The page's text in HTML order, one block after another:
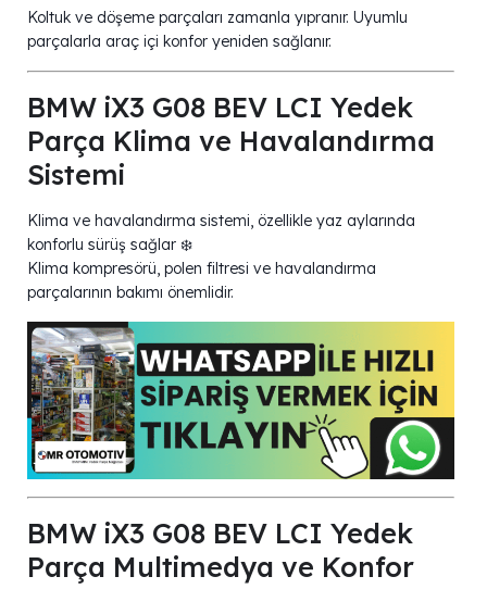
Koltuk ve döşeme parçaları zamanla yıpranır. Uyumlu
parçalarla araç içi konfor yeniden sağlanır.
BMW iX3 G08 BEV LCI Yedek
Parça Klima ve Havalandırma
Sistemi
Klima ve havalandırma sistemi, özellikle yaz aylarında
konforlu sürüş sağlar ❄️
Klima kompresörü, polen filtresi ve havalandırma
parçalarının bakımı önemlidir.
BMW iX3 G08 BEV LCI Yedek
Parça Multimedya ve Konfor